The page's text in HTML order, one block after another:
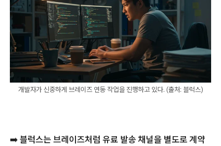
개발자가 신중하게 브레이즈 연동 작업을 진행하고 있다. (출처: 블럭스)
➡️블럭스는 브레이즈처럼 유료 발송 채널을 별도로 계약